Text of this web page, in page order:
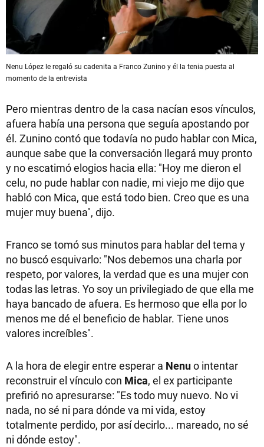
Nenu López le regaló su cadenita a Franco Zunino y él la tenia puesta al
momento de la entrevista
Pero mientras dentro de la casa nacían esos vínculos,
afuera había una persona que seguía apostando por
él. Zunino contó que todavía no pudo hablar con Mica,
aunque sabe que la conversación llegará muy pronto
y no escatimó elogios hacia ella: "Hoy me dieron el
celu, no pude hablar con nadie, mi viejo me dijo que
habló con Mica, que está todo bien. Creo que es una
mujer muy buena", dijo.
Franco se tomó sus minutos para hablar del tema y
no buscó esquivarlo: "Nos debemos una charla por
respeto, por valores, la verdad que es una mujer con
todas las letras. Yo soy un privilegiado de que ella me
haya bancado de afuera. Es hermoso que ella por lo
menos me dé el beneficio de hablar. Tiene unos
valores increíbles".
A la hora de elegir entre esperar a Nenuo intentar
reconstruir el vínculo con Mica, el ex participante
prefirió no apresurarse: "Es todo muy nuevo. No vi
nada, no sé ni para dónde va mi vida, estoy
totalmente perdido, por así decirlo... mareado, no sé
ni dónde estoy".